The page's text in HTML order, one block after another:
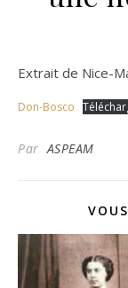
Extrait de Nice-
Don-Bosco
ParASPEAM